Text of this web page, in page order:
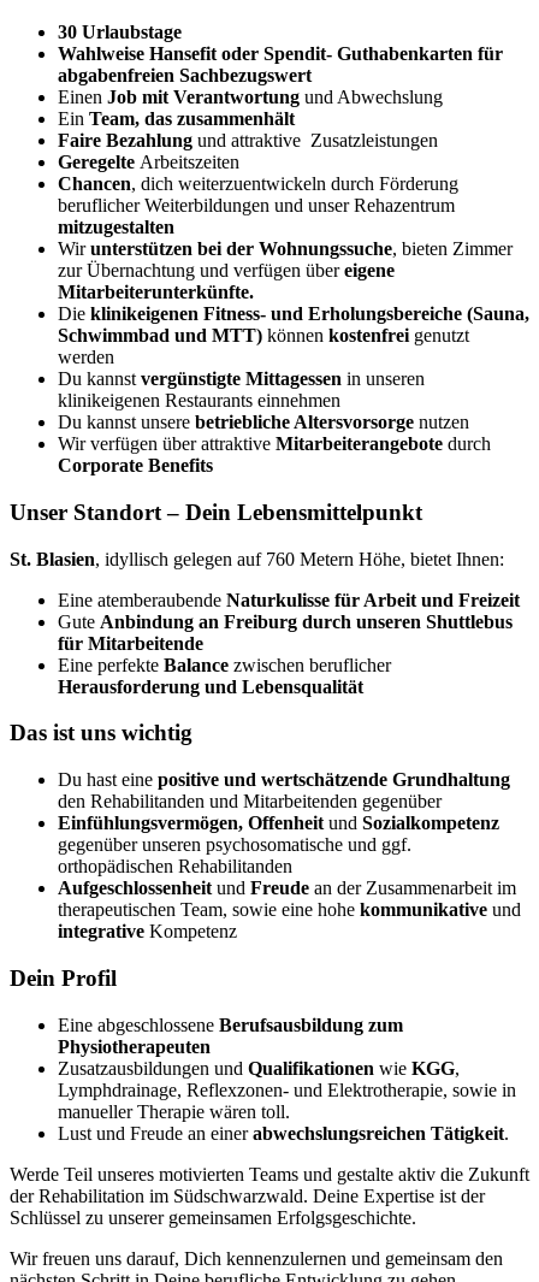
30 Urlaubstage
Wahlweise Hansefit oder Spendit- Guthabenkarten für
abgabenfreien Sachbezugswert
Einen Job mit Verantwortung und Abwechslung
Ein Team, das zusammenhält
Faire Bezahlung und attraktive Zusatzleistungen
Geregelte Arbeitszeiten
Chancen, dich weiterzuentwickeln durch Förderung
beruflicher Weiterbildungen und unser Rehazentrum
mitzugestalten
Wirunterstützen bei der Wohnungssuche, bieten Zimmer
zur Übernachtung und verfügen übereigene
Mitarbeiterunterkünfte.
Die klinikeigenen Fitness- und Erholungsbereiche (Sauna,
Schwimmbad und MTT) können kostenfrei genutzt
werden
Du kannst vergünstigte Mittagessen in unseren
klinikeigenen Restaurants einnehmen
Du kannst unsere betriebliche Altersvorsorge nutzen
Wir verfügen über attraktive Mitarbeiterangebote durch
Corporate Benefits
Unser Standort – Dein Lebensmittelpunkt
St. Blasien, idyllisch gelegen auf 760 Metern Höhe, bietet Ihnen:
Eine atemberaubende Naturkulisse für Arbeit und Freizeit
Gute Anbindung an Freiburg durch unseren Shuttlebus
für Mitarbeitende
Eine perfekte Balance zwischen beruflicher
Herausforderung und Lebensqualität
Das ist uns wichtig
Du hast eine positive und wertschätzende Grundhaltung
den Rehabilitanden und Mitarbeitenden gegenüber
Einfühlungsvermögen, Offenheit und Sozialkompetenz
gegenüber unseren psychosomatische und ggf.
orthopädischen Rehabilitanden
Aufgeschlossenheit und Freude an der Zusammenarbeit im
therapeutischen Team, sowie eine hohe kommunikative und
integrative Kompetenz
Dein Profil
Eine abgeschlossene Berufsausbildung zum
Physiotherapeuten
Zusatzausbildungen und Qualifikationen wie KGG,
Lymphdrainage, Reflexzonen- und Elektrotherapie, sowie in
manueller Therapie wären toll.
Lust und Freude an einerabwechslungsreichen Tätigkeit.
Werde Teil unseres motivierten Teams und gestalte aktiv die Zukunft
der Rehabilitation im Südschwarzwald. Deine Expertise ist der
Schlüssel zu unserer gemeinsamen Erfolgsgeschichte.
Wir freuen uns darauf, Dich kennenzulernen und gemeinsam den